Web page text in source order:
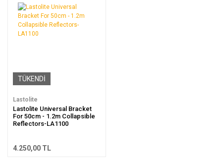
TÜKENDİ
Lastolite
Lastolite Universal Bracket
For 50cm - 1.2m Collapsible
Reflectors-LA1100
4.250,00 TL